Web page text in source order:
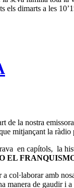
dimarts a les
de la nostra
mitjançant la
en capítols, la
EL
col·laborar amb
manera de gaudir i a